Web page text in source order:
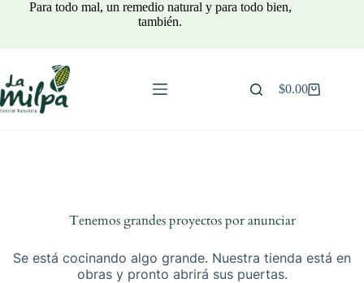
Para todo mal, un remedio natural y para todo bien,
también.
Carro
$0.00
Tenemos grandes proyectos por anunciar
Se está cocinando algo grande. Nuestra tienda está en
obras y pronto abrirá sus puertas.